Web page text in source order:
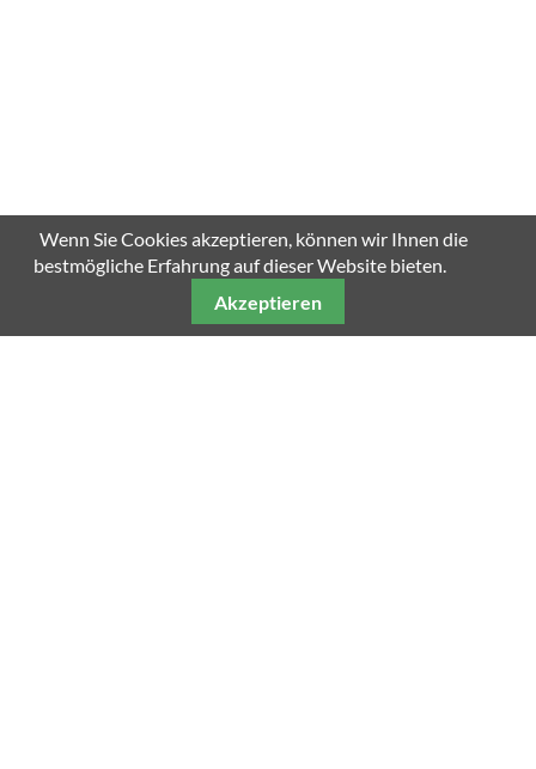
SCROLL DOWN
Wenn Sie Cookies akzeptieren, können wir Ihnen die
bestmögliche Erfahrung auf dieser Website bieten.
Akzeptieren